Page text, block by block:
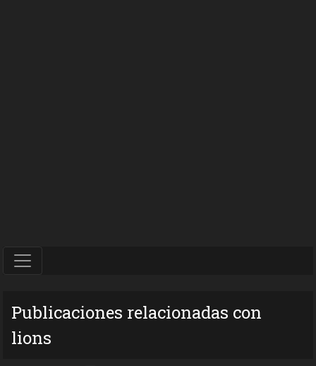
Publicaciones relacionadas con
lions